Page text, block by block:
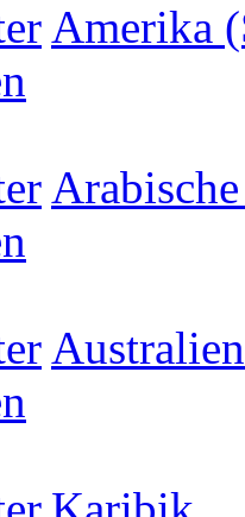
Amerika
Australien